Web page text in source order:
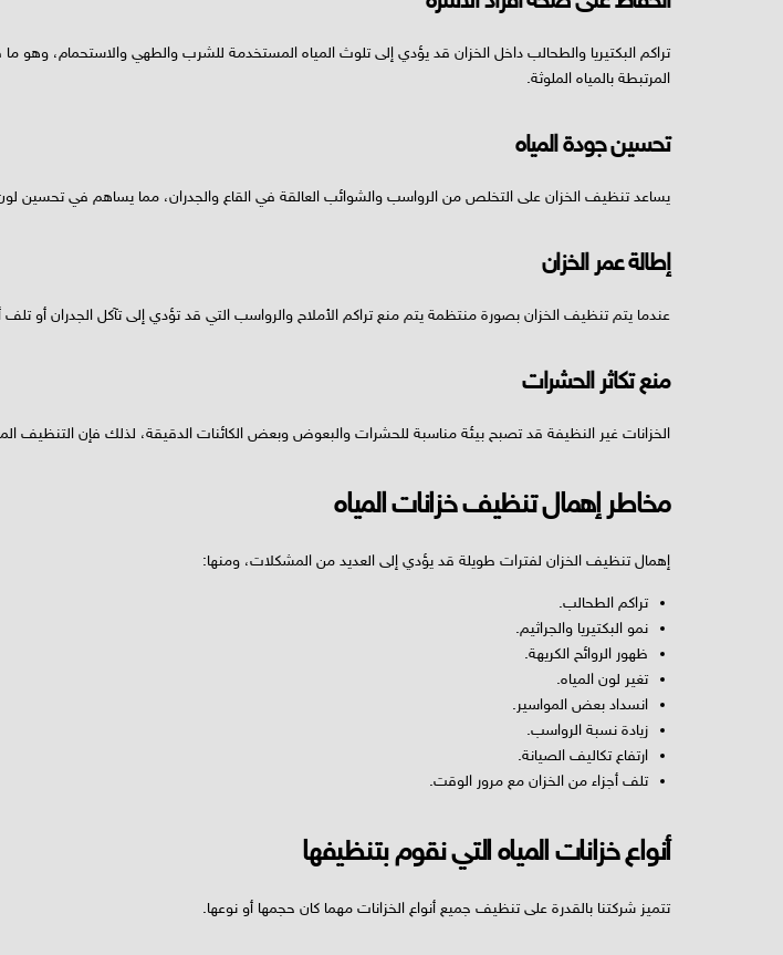
تراكم البكتيريا والطحالب داخل الخزان قد يؤدي إلى تلوث المياه المستخدمة للشرب والطهي والاستحمام،
المرتبطة بالمياه الملوثة.
تحسين جودة المياه
يساعد تنظيف الخزان على التخلص من الرواسب والشوائب العالقة في القاع والجدران، مما يساهم في تحسين لون
إطالة عمر الخزان
عندما يتم تنظيف الخزان بصورة منتظمة يتم منع تراكم الأملاح والرواسب التي قد تؤدي إلى تآكل الجدران أو تلف
منع تكاثر الحشرات
الخزانات غير النظيفة قد تصبح بيئة مناسبة للحشرات والبعوض وبعض الكائنات الدقيقة، لذلك فإن التنظيف
مخاطر إهمال تنظيف خزانات المياه
إهمال تنظيف الخزان لفترات طويلة قد يؤدي إلى العديد من المشكلات، ومنها:
تراكم الطحالب.
نمو البكتيريا والجراثيم.
ظهور الروائح الكريهة.
تغير لون المياه.
انسداد بعض المواسير.
زيادة نسبة الرواسب.
ارتفاع تكاليف الصيانة.
تلف أجزاء من الخزان مع مرور الوقت.
أنواع خزانات المياه التي نقوم بتنظيفها
تتميز شركتنا بالقدرة على تنظيف جميع أنواع الخزانات مهما كان حجمها أو نوعها.